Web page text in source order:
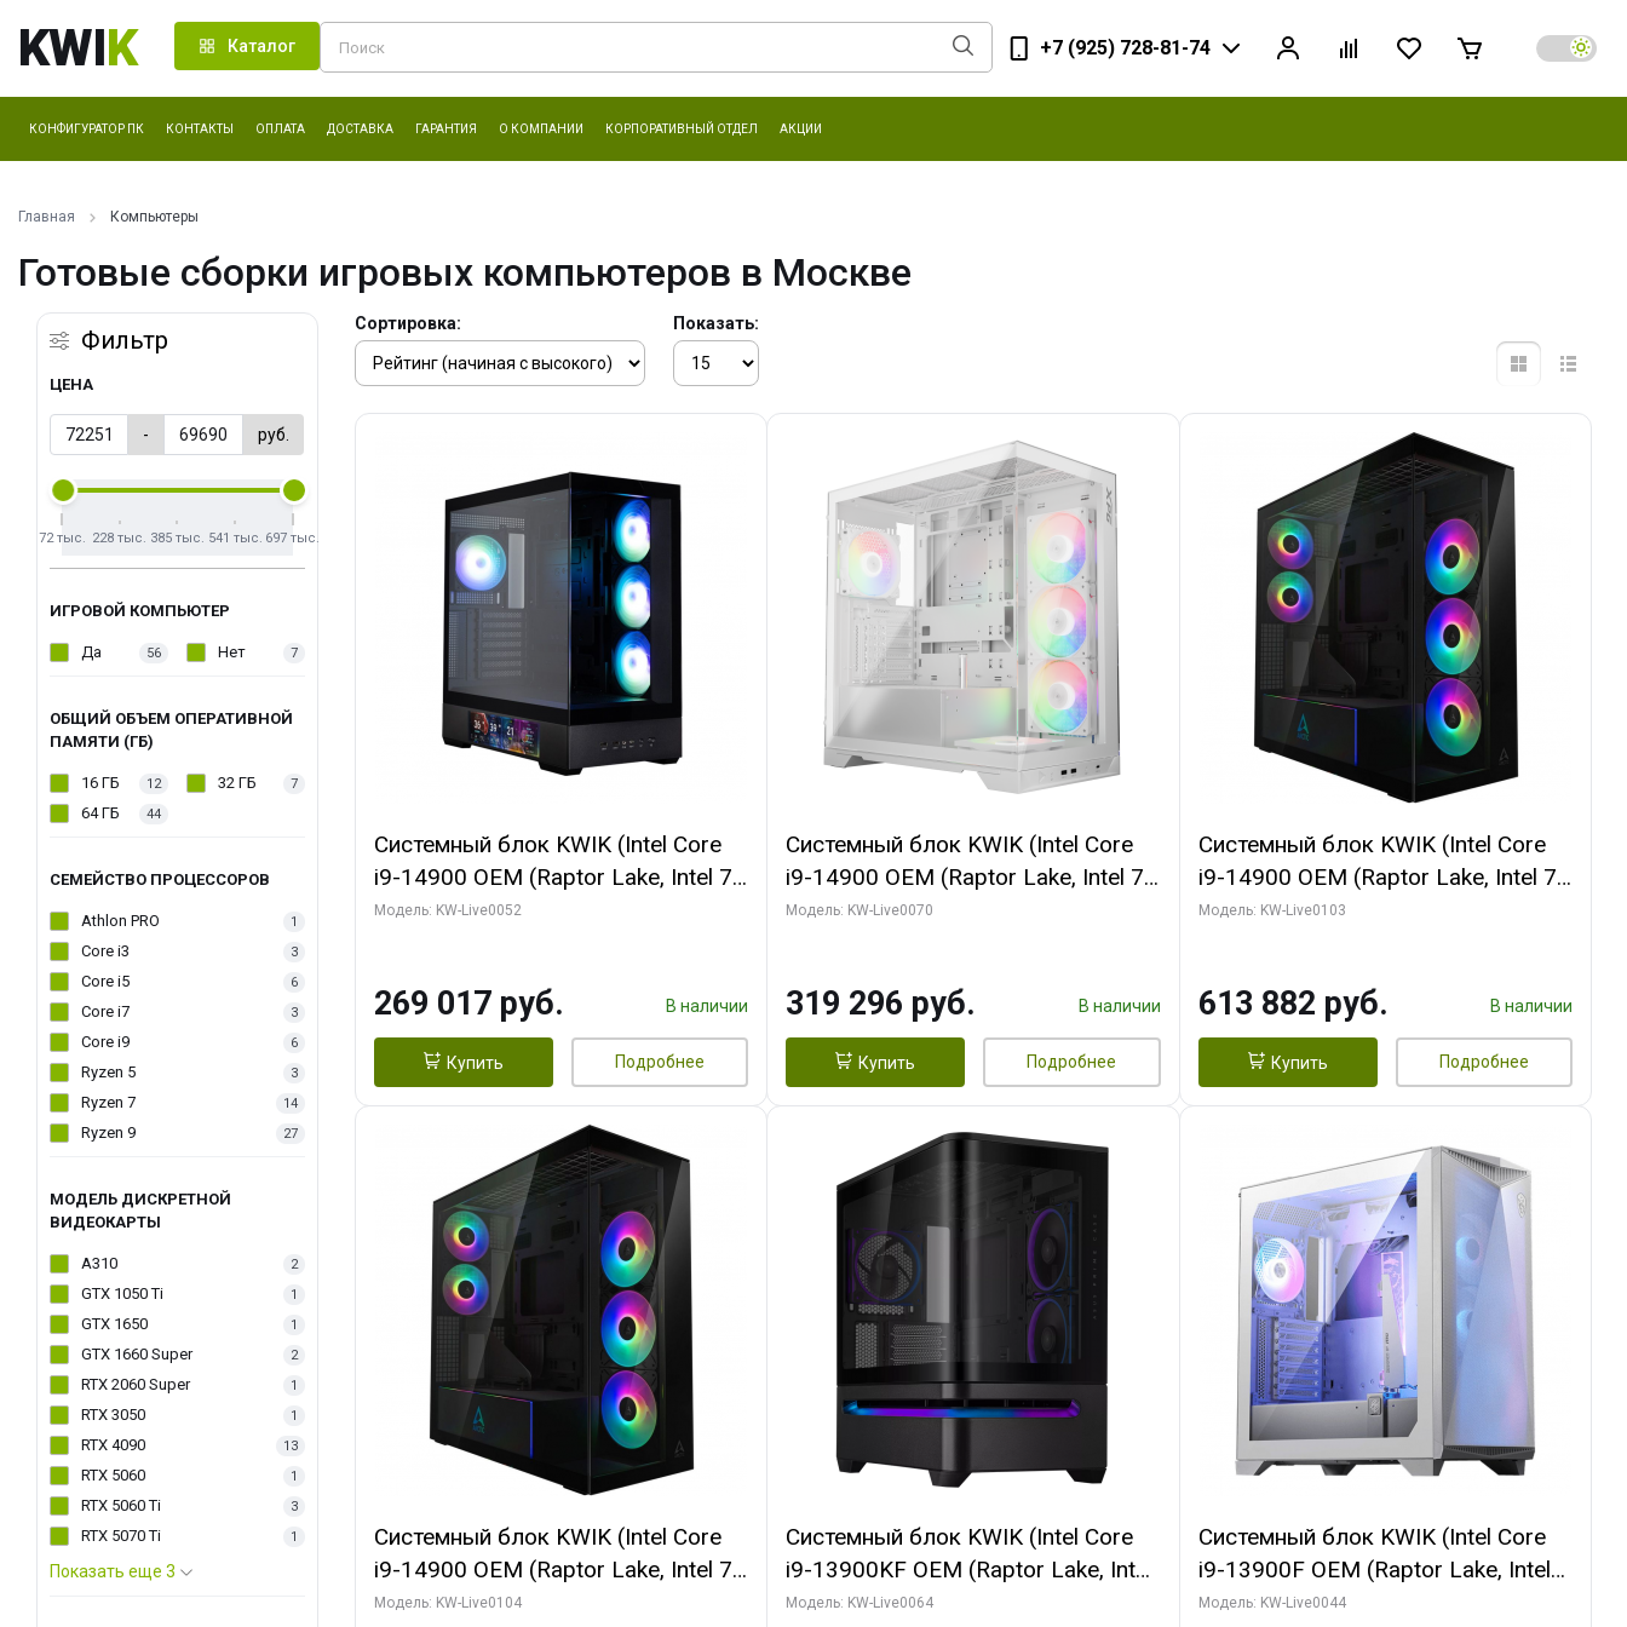
KWIK Каталог +7 (925) 728-81-74
КОНФИГУРАТОР ПК КОНТАКТЫ ОПЛАТА ДОСТАВКА ГАРАНТИЯ О КОМПАНИИ КОРПОРАТИВНЫЙ ОТДЕЛ АКЦИИ
Главная Компьютеры
Готовые сборки игровых компьютеров в Москве
Фильтр
ЦЕНА
- руб.
72 тыс. 228 тыс. 385 тыс. 541 тыс. 697 тыс.
ИГРОВОЙ КОМПЬЮТЕР
Да 56 Нет 7
ОБЩИЙ ОБЪЕМ ОПЕРАТИВНОЙ
ПАМЯТИ (ГБ)
16 ГБ 12 32 ГБ 7
64 ГБ 44
СЕМЕЙСТВО ПРОЦЕССОРОВ
Athlon PRO 1
Core i3 3
Core i5 6
Core i7 3
Core i9 6
Ryzen 5 3
Ryzen 7 14
Ryzen 9 27
МОДЕЛЬ ДИСКРЕТНОЙ
ВИДЕОКАРТЫ
A310 2
GTX 1050 Ti 1
GTX 1650 1
GTX 1660 Super 2
RTX 2060 Super 1
RTX 3050 1
RTX 4090 13
RTX 5060 1
RTX 5060 Ti 3
RTX 5070 Ti 1
Показать еще 3
Сортировка: Показать:
Системный блок KWIK (Intel Core
i9-14900 OEM (Raptor Lake, Intel 7,
C24 16EC/8PC// 64 ГБ ОЗУ (2
256bit 3xDP HD/ 512 ГБ SSD)
Модель: KW-Live0052
269 017 руб. В наличии
Купить Подробнее
Системный блок KWIK (Intel Core
i9-14900 OEM (Raptor Lake, Intel 7,
C24 16EC/8PC// 64 ГБ ОЗУ (2
GDDR7 256bit/ 960 ГБ SSD)
Модель: KW-Live0070
319 296 руб. В наличии
Купить Подробнее
Системный блок KWIK (Intel Core
i9-14900 OEM (Raptor Lake, Intel 7,
C24 16EC/8PC// 64 ГБ ОЗУ (2
Turbo/ 960 ГБ SSD)
Модель: KW-Live0103
613 882 руб. В наличии
Купить Подробнее
Системный блок KWIK (Intel Core
i9-14900 OEM (Raptor Lake, Intel 7,
C24 16EC/8PC// 64 ГБ ОЗУ (2
Модель: KW-Live0104
Системный блок KWIK (Intel Core
i9-13900KF OEM (Raptor Lake, Intel
7, C24 16EC/8P/ 64 ГБ ОЗУ (2
Модель: KW-Live0064
Системный блок KWIK (Intel Core
i9-13900F OEM (Raptor Lake, Intel
7, Efficient-co/ 32 ГБ ОЗУ (2
Модель: KW-Live0044